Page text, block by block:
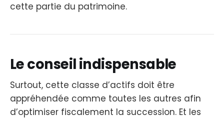
cette partie du patrimoine.
Le conseil indispensable
Surtout, cette classe d’actifs doit être
appréhendée comme toutes les autres afin
d’optimiser fiscalement la succession. Et les